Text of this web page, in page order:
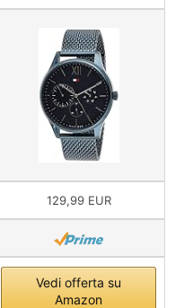
129,99 EUR
Vedi offerta su
Amazon